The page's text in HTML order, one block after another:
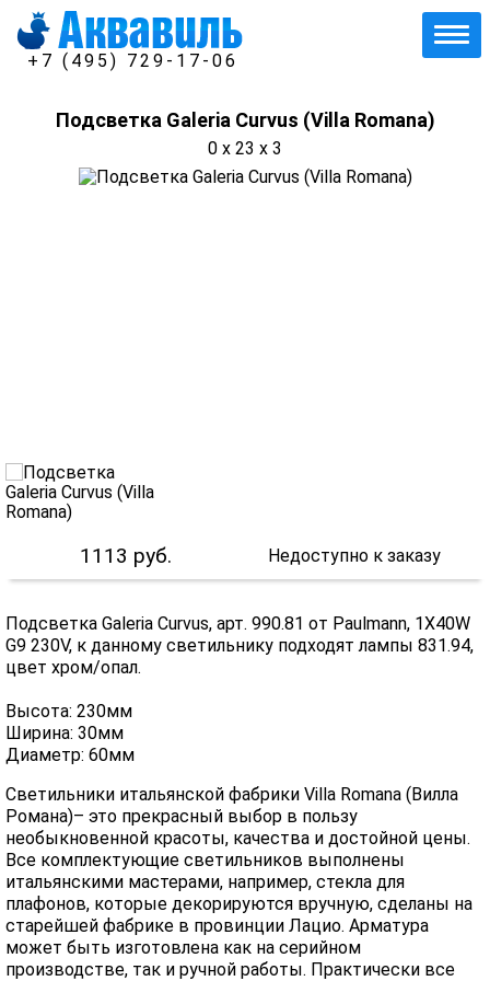
+7 (495) 729-17-06
Подсветка Galeria Curvus (Villa Romana)
0 x 23 x 3
1113 руб. Недоступно к заказу
Подсветка Galeria Curvus, арт. 990.81 от Paulmann, 1X40W
G9 230V, к данному светильнику подходят лампы 831.94,
цвет хром/опал.
Высота: 230мм
Ширина: 30мм
Диаметр: 60мм
Светильники итальянской фабрики Villa Romana (Вилла
Романа)– это прекрасный выбор в пользу
необыкновенной красоты, качества и достойной цены.
Все комплектующие светильников выполнены
итальянскими мастерами, например, стекла для
плафонов, которые декорируются вручную, сделаны на
старейшей фабрике в провинции Лацио. Арматура
может быть изготовлена как на серийном
производстве, так и ручной работы. Практически все